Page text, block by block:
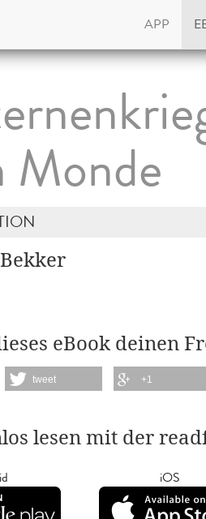
APP
Monde
eBook deinen
tweet +1
lesen mit der
iOS